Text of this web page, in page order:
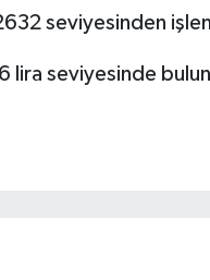
seviyesinden
lira seviyesinde